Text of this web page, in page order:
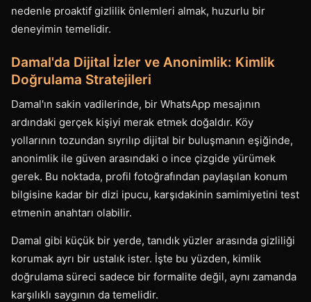
nedenle proaktif gizlilik önlemleri almak, huzurlu bir
deneyimin temelidir.
Damal'da Dijital İzler ve Anonimlik: Kimlik
Doğrulama Stratejileri
Damal'ın sakin vadilerinde, bir WhatsApp mesajının
ardındaki gerçek kişiyi merak etmek doğaldır. Köy
yollarının tozundan sıyrılıp dijital bir buluşmanın eşiğinde,
anonimlik ile güven arasındaki o ince çizgide yürümek
gerek. Bu noktada, profil fotoğrafından paylaşılan konum
bilgisine kadar bir dizi ipucu, karşıdakinin samimiyetini test
etmenin anahtarı olabilir.
Damal gibi küçük bir yerde, tanıdık yüzler arasında gizliliği
korumak ayrı bir ustalık ister. İşte bu yüzden, kimlik
doğrulama süreci sadece bir formalite değil, aynı zamanda
karşılıklı saygının da temelidir.